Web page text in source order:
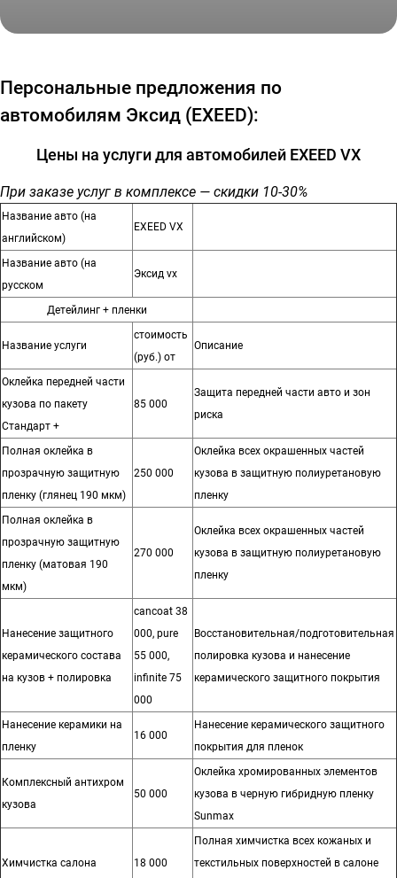
Персональные предложения по
автомобилям Эксид (EXEED):
Цены на услуги для автомобилей EXEED VX
При заказе услуг в комплексе — скидки 10-30%
Название авто (на
английском)
EXEED VX
Название авто (на
русском
Эксид vx
Детейлинг + пленки
Название услуги
стоимость
(руб.) от
Описание
Оклейка передней части
кузова по пакету
Стандарт +
85 000
Защита передней части авто и зон
риска
Полная оклейка в
прозрачную защитную
пленку (глянец 190 мкм)
250 000
Оклейка всех окрашенных частей
кузова в защитную полиуретановую
пленку
Полная оклейка в
прозрачную защитную
пленку (матовая 190
мкм)
270 000
Оклейка всех окрашенных частей
кузова в защитную полиуретановую
пленку
Нанесение защитного
керамического состава
на кузов + полировка
cancoat 38
000, pure
55 000,
infinite 75
000
Восстановительная/подготовительная
полировка кузова и нанесение
керамического защитного покрытия
Нанесение керамики на
пленку
16 000
Нанесение керамического защитного
покрытия для пленок
Комплексный антихром
кузова
50 000
Оклейка хромированных элементов
кузова в черную гибридную пленку
Sunmax
Химчистка салона 18 000
Полная химчистка всех кожаных и
текстильных поверхностей в салоне